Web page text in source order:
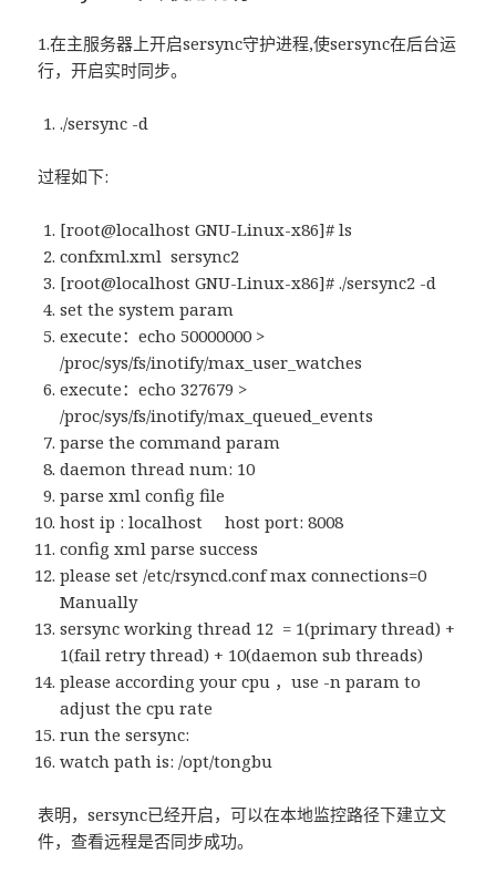
1.在主服务器上开启sersync守护进程,使sersync在后台运
行，开启实时同步。
./sersync -d
过程如下:
[root@localhost GNU-Linux-x86]# ls
confxml.xml sersync2
[root@localhost GNU-Linux-x86]# ./sersync2 -d
set the system param
execute：echo 50000000 >
/proc/sys/fs/inotify/max_user_watches
execute：echo 327679 >
/proc/sys/fs/inotify/max_queued_events
parse the command param
daemon thread num: 10
parse xml config file
host ip : localhost host port: 8008
config xml parse success
please set /etc/rsyncd.conf max connections=0
Manually
sersync working thread 12 = 1(primary thread) +
1(fail retry thread) + 10(daemon sub threads)
please according your cpu ，use -n param to
adjust the cpu rate
run the sersync:
watch path is: /opt/tongbu
表明，sersync已经开启，可以在本地监控路径下建立文
件，查看远程是否同步成功。